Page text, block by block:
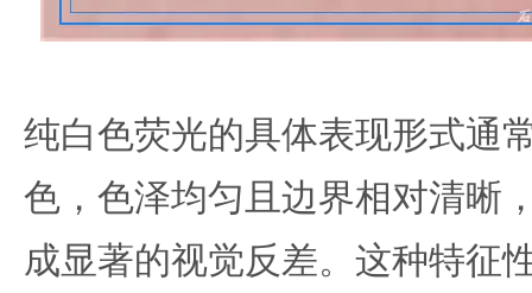
纯白色荧光的具体表现形式通
色，色泽均匀且边界相对清晰
成显著的视觉反差。这种特征